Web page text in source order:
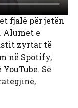
fjalë për jetën
Alumet e
zyrtar të
në Spotify,
Së